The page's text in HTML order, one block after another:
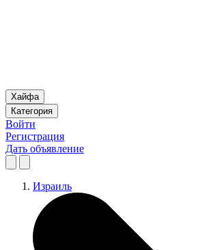
Хайфа
Категория
Войти
Регистрация
Дать объявление
Израиль